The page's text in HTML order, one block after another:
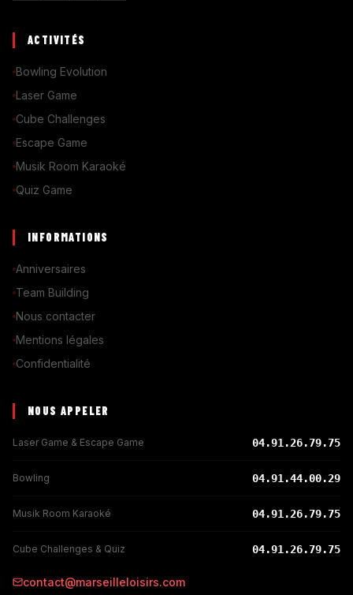
ACTIVITÉS
Bowling Evolution
Laser Game
Cube Challenges
Escape Game
Musik Room Karaoké
Quiz Game
INFORMATIONS
Anniversaires
Team Building
Nous contacter
Mentions légales
Confidentialité
NOUS APPELER
Laser Game & Escape Game 04.91.26.79.75
Bowling 04.91.44.00.29
Musik Room Karaoké 04.91.26.79.75
Cube Challenges & Quiz 04.91.26.79.75
contact@marseilleloisirs.com